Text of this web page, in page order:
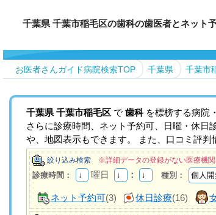
千葉県 千葉市稲毛区の歯科の歯医者とネット
お医者さんガイド病院検索TOP 千葉県 千葉市
千葉県 千葉市稲毛区 で 歯科を標榜する病院
さらに診療時間、ネット予約可、日曜・休日
や、地図表示もできます。 また、口コミ評判
絞り込み検索 ※詳細データの登録がない医療機
診療時間： 曜日 ： 種別：
ネット予約可(3) 休日診療(16)